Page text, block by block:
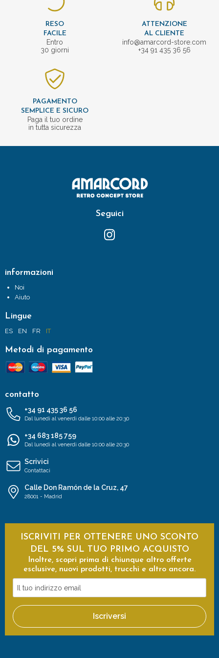
RESO
FACILE
Entro
30 giorni
ATTENZIONE
AL CLIENTE
info@amarcord-store.com
+34 91 435 36 56
PAGAMENTO
SEMPLICE E SICURO
Paga il tuo ordine
in tutta sicurezza
Seguici
informazioni
Noi
Aiuto
Lingue
ES EN FR IT
Metodi di pagamento
contatto
+34 91 435 36 56
Dal lunedì al venerdì dalle 10:00 alle 20:30
+34 683 185 759
Dal lunedì al venerdì dalle 10:00 alle 20:30
Scrivici
Contattaci
Calle Don Ramón de la Cruz, 47
28001 - Madrid
ISCRIVITI PER OTTENERE UNO SCONTO
DEL 5% SUL TUO PRIMO ACQUISTO
Inoltre, scopri prima di chiunque altro offerte
esclusive, nuovi prodotti, trucchi e altro ancora.
tuo
indirizzo
email
Iscriversi